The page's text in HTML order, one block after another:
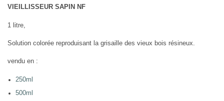
VIEILLISSEUR SAPIN NF
1 litre,
Solution colorée reproduisant la grisaille des vieux bois résineux.
vendu en :
250ml
500ml